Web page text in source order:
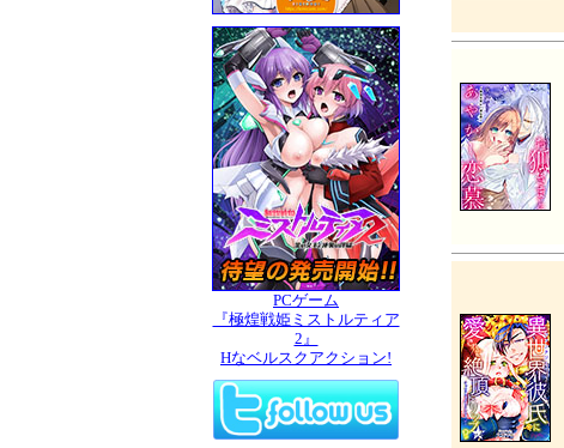
PCゲーム
『極煌戦姫ミストルティア
2』
Hなベルスクアクション!